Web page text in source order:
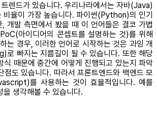
렌드가 있습니다. 우리나라에서는 자바(Java)
비율이 가장 높습니다. 파이썬(Python)의 인기
개발 측면에서 봤을 때 이 언어들은 결코 가볍
아이디어의 콘셉트를 설명하는 것)를 위해
는 경우, 이러한 언어로 시작하는 것은 과잉 개
로 빠지는 지름길이 될 수 있습니다. 또한 해당
식 때문에 중간에 어떻게 진행되고 있는지 파악
점도 있습니다. 따라서 프론트엔드와 백엔드 모
를 사용하는 것이 효율적입니다. 예를
을 생각해볼 수 있습니다.